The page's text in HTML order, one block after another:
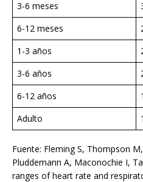
3-6 meses
6-12 meses
1-3 años
3-6 años
6-12 años
Adulto
Fuente: Fleming S, Thompson
Pluddemann A, Maconochie I,
ranges of heart rate and